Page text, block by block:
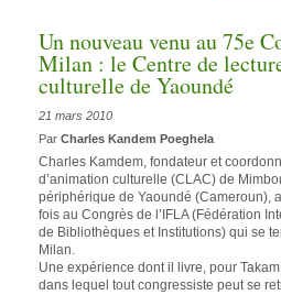
Un nouveau venu au 75e
Milan : le Centre de
culturelle de Yaoundé
21 mars 2010
Par Charles Kandem Poeghela
Charles Kamdem, fondateur et
d’animation culturelle (CLAC) de
périphérique de Yaoundé (Cameroun),
fois au Congrès de l’IFLA (Fédération
de Bibliothèques et Institutions) qui se
Milan.
Une expérience dont il livre, pour
dans lequel tout congressiste peut se